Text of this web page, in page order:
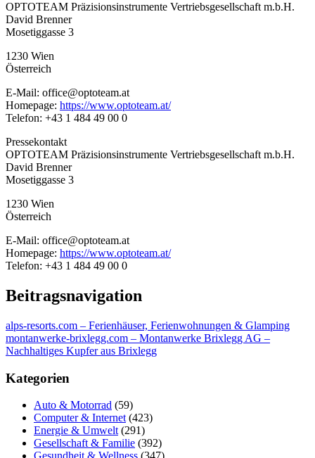
OPTOTEAM Präzisionsinstrumente Vertriebsgesellschaft m.b.H.
David Brenner
Mosetiggasse 3
1230 Wien
Österreich
E-Mail: office@optoteam.at
Homepage: https://www.optoteam.at/
Telefon: +43 1 484 49 00 0
Pressekontakt
OPTOTEAM Präzisionsinstrumente Vertriebsgesellschaft m.b.H.
David Brenner
Mosetiggasse 3
1230 Wien
Österreich
E-Mail: office@optoteam.at
Homepage: https://www.optoteam.at/
Telefon: +43 1 484 49 00 0
Beitragsnavigation
alps-resorts.com – Ferienhäuser, Ferienwohnungen & Glamping
montanwerke-brixlegg.com – Montanwerke Brixlegg AG –
Nachhaltiges Kupfer aus Brixlegg
Kategorien
Auto & Motorrad (59)
Computer & Internet (423)
Energie & Umwelt (291)
Gesellschaft & Familie (392)